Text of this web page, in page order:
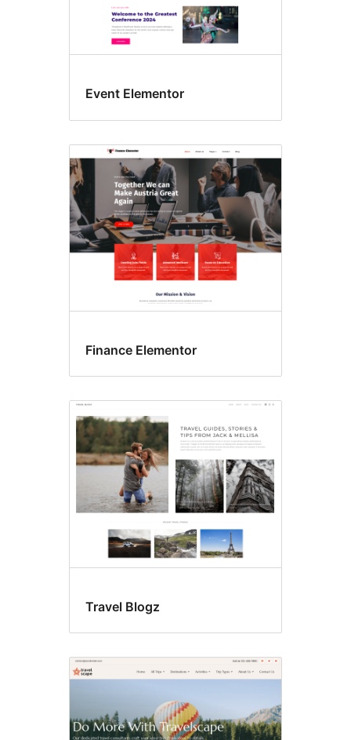
Event Elementor
Finance Elementor
Travel Blogz